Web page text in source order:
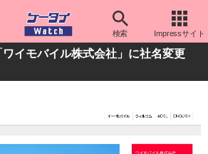
検索 Impressサイト
イモバイル株式会社」に社名変更